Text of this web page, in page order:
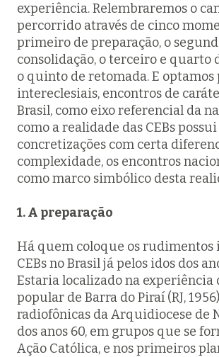
experiência. Relembraremos o
percorrido através de cinco
primeiro de preparação, o
consolidação, o terceiro e quarto
o quinto de retomada. E optamos
intereclesiais, encontros de
Brasil, como eixo referencial da
como a realidade das CEBs
concretizações com certa
complexidade, os encontros
como marco simbólico desta
1. A preparação
Há quem coloque os rudimentos
CEBs no Brasil já pelos idos dos
Estaria localizado na experiência
popular de Barra do Piraí (RJ,
radiofônicas da Arquidiocese de
dos anos 60, em grupos que se
Ação Católica, e nos primeiros